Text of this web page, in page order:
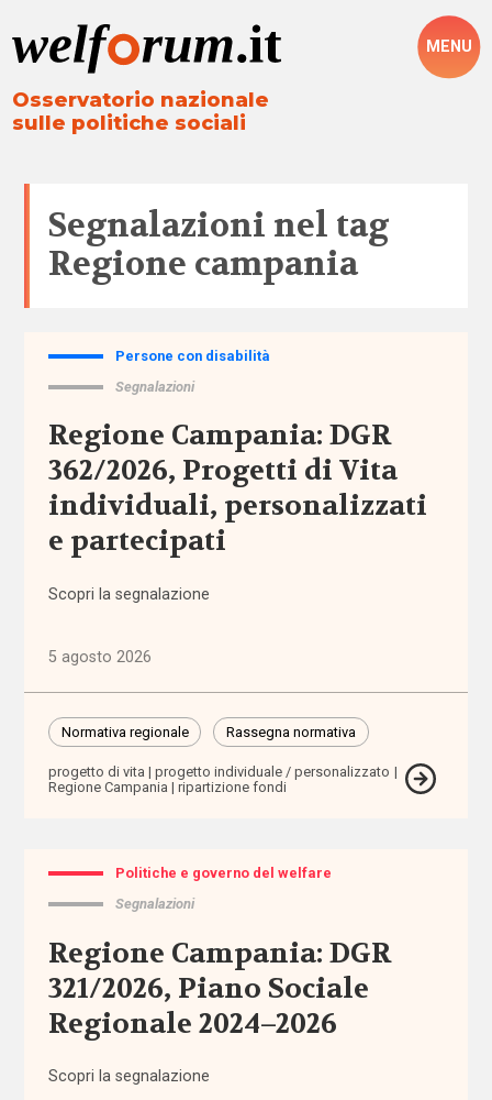
Osservatorio nazionale
sulle politiche sociali
MENU
Segnalazioni nel tag
Regione campania
Tutto
Altre
(1.316)
(744)
Famiglie,
infanzia e
adolescenza
(2.207)
Migrazioni
(1.071)
con
disabilità
Politiche
e governo
del welfare
Persone con disabilità
Segnalazioni
Regione Campania: DGR
362/2026, Progetti di Vita
individuali, personalizzati
e partecipati
Scopri la segnalazione
5 agosto 2026
Normativa regionale Rassegna normativa
progetto di vita
progetto individuale / personalizzato
Regione Campania
ripartizione fondi
Politiche e governo del welfare
Segnalazioni
Regione Campania: DGR
321/2026, Piano Sociale
Regionale 2024–2026
Scopri la segnalazione